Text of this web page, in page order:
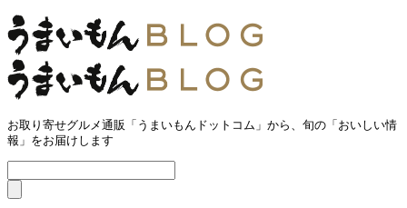
お取り寄せグルメ通販「うまいもんドットコム」から、旬の「おいしい情
報」をお届けします